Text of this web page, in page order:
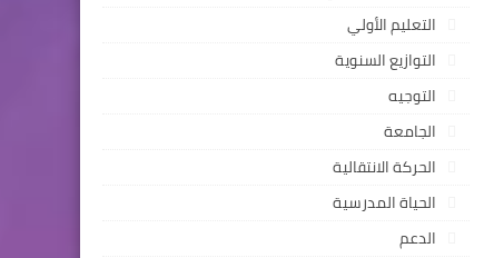
التعليم الأولي
التوازيع السنوية
التوجيه
الجامعة
الحركة الانتقالية
الحياة المدرسية
الدعم